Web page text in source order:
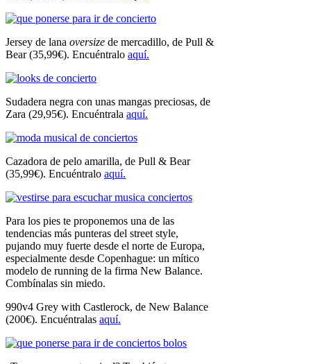
Jersey de lana oversize de mercadillo, de Pull &
Bear (35,99€). Encuéntralo aquí.
Sudadera negra con unas mangas preciosas, de
Zara (29,95€). Encuéntrala aquí.
Cazadora de pelo amarilla, de Pull & Bear
(35,99€). Encuéntralo aquí.
Para los pies te proponemos una de las
tendencias más punteras del street style,
pujando muy fuerte desde el norte de Europa,
especialmente desde Copenhague: un mítico
modelo de running de la firma New Balance.
Combínalas sin miedo.
990v4 Grey with Castlerock, de New Balance
(200€). Encuéntralas aquí.